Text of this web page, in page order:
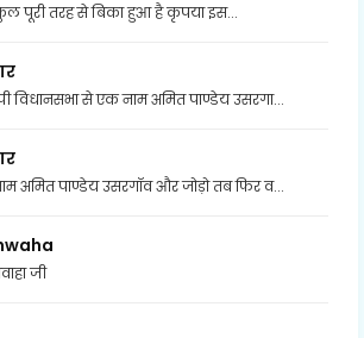
पूरी तरह से बिका हुआ है कृपया इस...
विधानसभा से एक नाम अमित पाण्डेय उसरगा...
अमित पाण्डेय उसरगॉव और जोड़ो तब फिर व...
जी